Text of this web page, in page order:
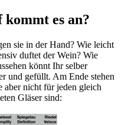
es an?
sie in der Hand? Wie leicht
duftet der Wein? Wie
könnt Ihr selber
und gefüllt. Am Ende stehen
aber nicht für jeden gleich
Gläser sind: